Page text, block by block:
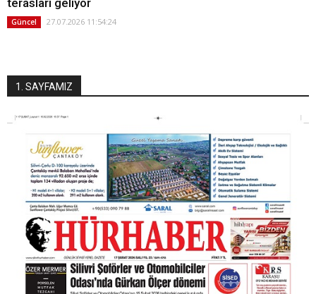
Güncel 27.07.2026 11:54:24
1. SAYFAMIZ